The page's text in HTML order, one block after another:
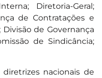
Diretoria-Geral;
de Contratações e
de Governança
de Sindicância;
nacionais de